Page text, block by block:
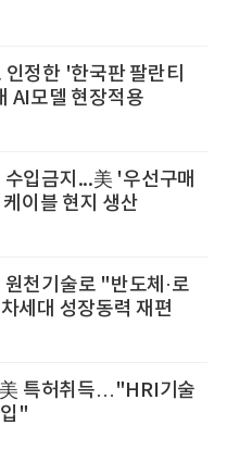
정한 '한국판 팔란티
AI모델 현장적용
입금지...美 '우선구매
이블 현지 생산
천기술로 "반도체·로
세대 성장동력 재편
특허취득…"HRI기술
"